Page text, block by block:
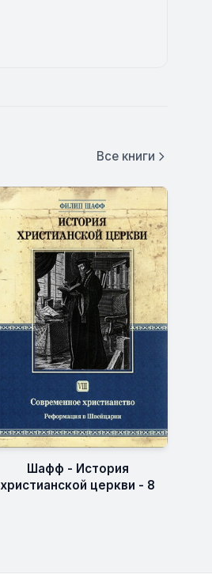
Все книги
Шафф - История
христианской церкви - 8